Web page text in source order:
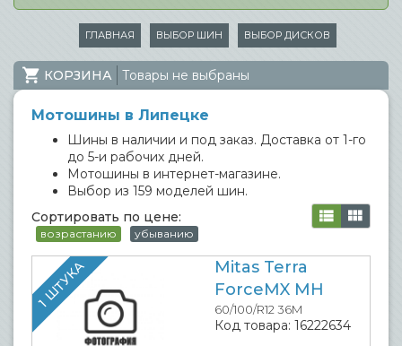
ГЛАВНАЯ ВЫБОР ШИН ВЫБОР ДИСКОВ
КОРЗИНА Товары не выбраны
Мотошины в Липецке
Шины в наличии и под заказ. Доставка от 1-го
до 5-и рабочих дней.
Мотошины в интернет-магазине.
Выбор из 159 моделей шин.
Сортировать по цене:
возрастанию убыванию
1 ШТУКА
Mitas Terra
ForceMX MH
60/100/R12 36M
Код товара: 16222634